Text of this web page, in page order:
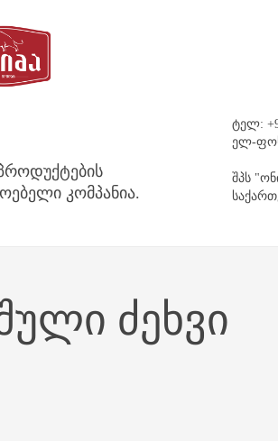
კომპანია.
ტელ:
ელ-
შპს
ᲫᲔᲮᲕᲘ